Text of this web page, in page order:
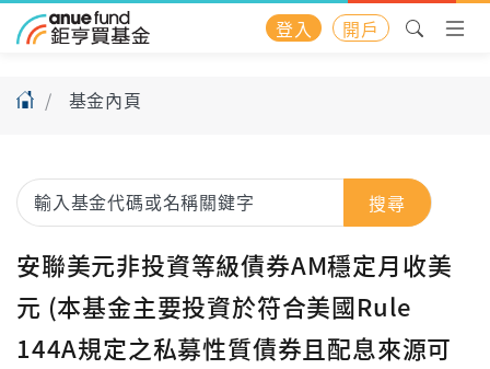
登入 開戶
基金內頁
搜尋
安聯美元非投資等級債券AM穩定月收美
元 (本基金主要投資於符合美國Rule
144A規定之私募性質債券且配息來源可